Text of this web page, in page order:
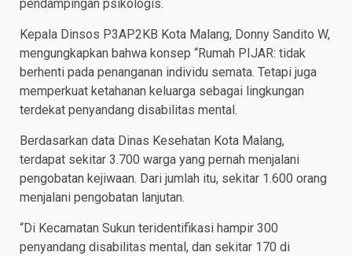
pendampingan psikologis.
Kepala Dinsos P3AP2KB Kota Malang, Donny Sandito W,
mengungkapkan bahwa konsep “Rumah PIJAR: tidak
berhenti pada penanganan individu semata. Tetapi juga
memperkuat ketahanan keluarga sebagai lingkungan
terdekat penyandang disabilitas mental.
Berdasarkan data Dinas Kesehatan Kota Malang,
terdapat sekitar 3.700 warga yang pernah menjalani
pengobatan kejiwaan. Dari jumlah itu, sekitar 1.600 orang
menjalani pengobatan lanjutan.
“Di Kecamatan Sukun teridentifikasi hampir 300
penyandang disabilitas mental, dan sekitar 170 di